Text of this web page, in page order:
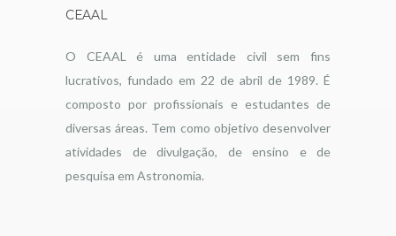
CEAAL
O CEAAL é uma entidade civil sem fins
lucrativos, fundado em 22 de abril de 1989. É
composto por profissionais e estudantes de
diversas áreas. Tem como objetivo desenvolver
atividades de divulgação, de ensino e de
pesquisa em Astronomia.